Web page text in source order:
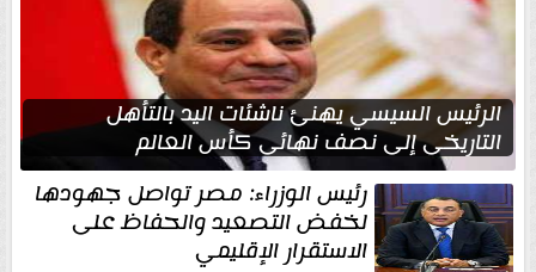
الرئيس السيسي يهنئ ناشئات اليد بالتأهل
التاريخي إلى نصف نهائي كأس العالم
رئيس الوزراء: مصر تواصل جهودها
لخفض التصعيد والحفاظ على
الاستقرار الإقليمي